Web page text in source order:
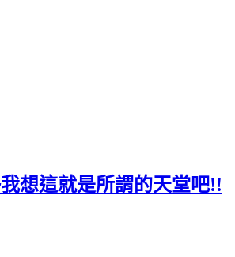
想這就是所謂的天堂吧!!